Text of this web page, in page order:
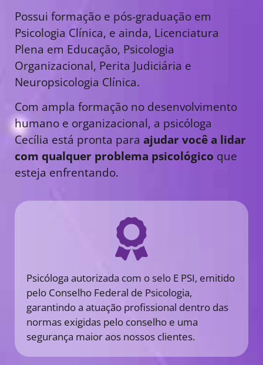
Possui formação e pós-graduação em
Psicologia Clínica, e ainda, Licenciatura
Plena em Educação, Psicologia
Organizacional, Perita Judiciária e
Neuropsicologia Clínica.
Com ampla formação no desenvolvimento
humano e organizacional, a psicóloga
Cecília está pronta para ajudar você a lidar
com qualquer problema psicológico que
esteja enfrentando.
Psicóloga autorizada com o selo E PSI, emitido
pelo Conselho Federal de Psicologia,
garantindo a atuação profissional dentro das
normas exigidas pelo conselho e uma
segurança maior aos nossos clientes.